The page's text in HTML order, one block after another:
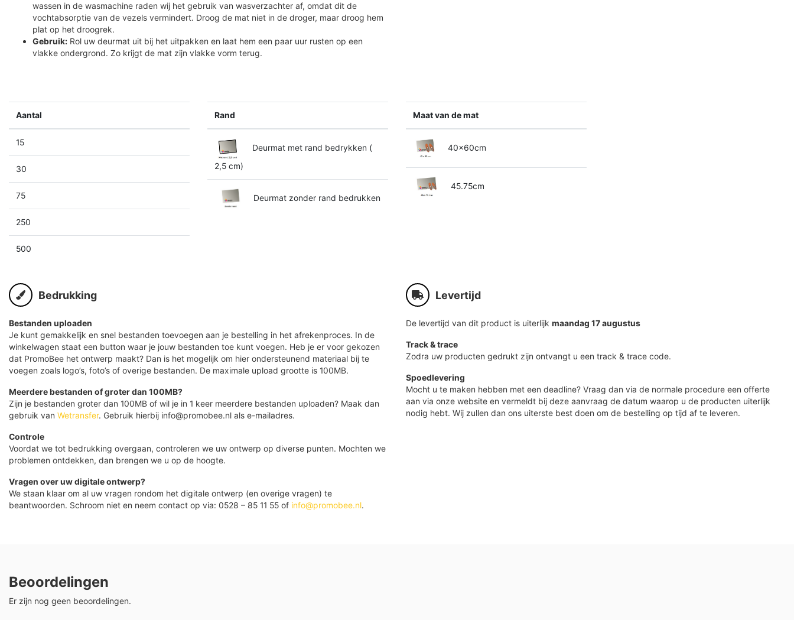
wassen in de wasmachine raden wij het gebruik van wasverzachter af, omdat dit de
vochtabsorptie van de vezels vermindert. Droog de mat niet in de droger, maar droog hem
plat op het droogrek.
Gebruik: Rol uw deurmat uit bij het uitpakken en laat hem een paar uur rusten op een
vlakke ondergrond. Zo krijgt de mat zijn vlakke vorm terug.
Aantal
15
30
75
250
500
Rand
Deurmat met rand bedrykken (
2,5 cm)
Deurmat zonder rand bedrukken
Maat van de mat
40x60cm
45.75cm
Bedrukking
Bestanden uploaden
Je kunt gemakkelijk en snel bestanden toevoegen aan je bestelling in het afrekenproces. In de
winkelwagen staat een button waar je jouw bestanden toe kunt voegen. Heb je er voor gekozen
dat PromoBee het ontwerp maakt? Dan is het mogelijk om hier ondersteunend materiaal bij te
voegen zoals logo’s, foto’s of overige bestanden. De maximale upload grootte is 100MB.
Meerdere bestanden of groter dan 100MB?
Zijn je bestanden groter dan 100MB of wil je in 1 keer meerdere bestanden uploaden? Maak dan
gebruik van Wetransfer. Gebruik hierbij info@promobee.nl als e-mailadres.
Controle
Voordat we tot bedrukking overgaan, controleren we uw ontwerp op diverse punten. Mochten we
problemen ontdekken, dan brengen we u op de hoogte.
Vragen over uw digitale ontwerp?
We staan klaar om al uw vragen rondom het digitale ontwerp (en overige vragen) te
beantwoorden. Schroom niet en neem contact op via: 0528 – 85 11 55 of info@promobee.nl.
Levertijd
De levertijd van dit product is uiterlijk maandag 17 augustus
Track & trace
Zodra uw producten gedrukt zijn ontvangt u een track & trace code.
Spoedlevering
Mocht u te maken hebben met een deadline? Vraag dan via de normale procedure een offerte
aan via onze website en vermeldt bij deze aanvraag de datum waarop u de producten uiterlijk
nodig hebt. Wij zullen dan ons uiterste best doen om de bestelling op tijd af te leveren.
Beoordelingen
Er zijn nog geen beoordelingen.